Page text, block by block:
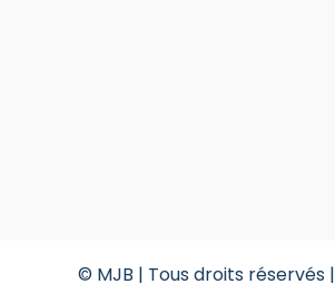
© MJB | Tous droits réservés |